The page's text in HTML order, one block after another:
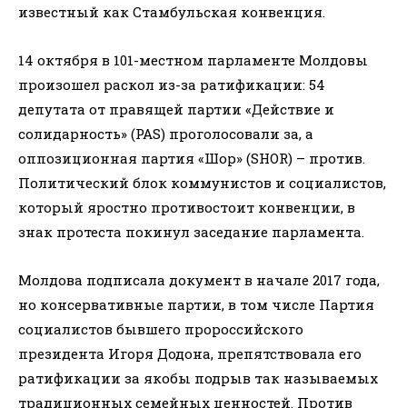
известный как Стамбульская конвенция.
14 октября в 101-местном парламенте Молдовы
произошел раскол из-за ратификации: 54
депутата от правящей партии «Действие и
солидарность» (PAS) проголосовали за, а
оппозиционная партия «Шор» (SHOR) – против.
Политический блок коммунистов и социалистов,
который яростно противостоит конвенции, в
знак протеста покинул заседание парламента.
Молдова подписала документ в начале 2017 года,
но консервативные партии, в том числе Партия
социалистов бывшего пророссийского
президента Игоря Додона, препятствовала его
ратификации за якобы подрыв так называемых
традиционных семейных ценностей. Против